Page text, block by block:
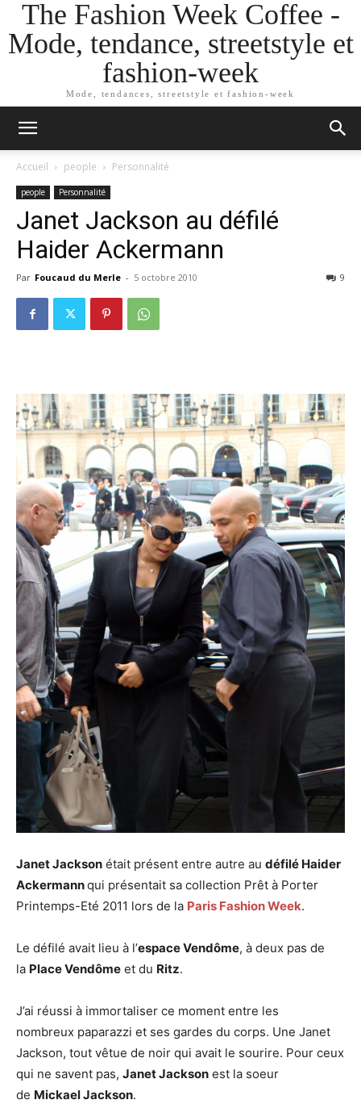
The Fashion Week Coffee -
Mode, tendance, streetstyle et
fashion-week
Mode, tendances, streetstyle et fashion-week
Accueil people Personnalité
people Personnalité
Janet Jackson au défilé
Haider Ackermann
Par Foucaud du Merle - 5 octobre 2010 9
Janet Jackson était présent entre autre au défilé Haider
Ackermannqui présentait sa collection Prêt à Porter
Printemps-Eté 2011 lors de la Paris Fashion Week.
Le défilé avait lieu à l’espace Vendôme, à deux pas de
la Place Vendôme et du Ritz.
J’ai réussi à immortaliser ce moment entre les
nombreux paparazzi et ses gardes du corps. Une Janet
Jackson, tout vêtue de noir qui avait le sourire. Pour ceux
qui ne savent pas, Janet Jackson est la soeur
de Mickael Jackson.